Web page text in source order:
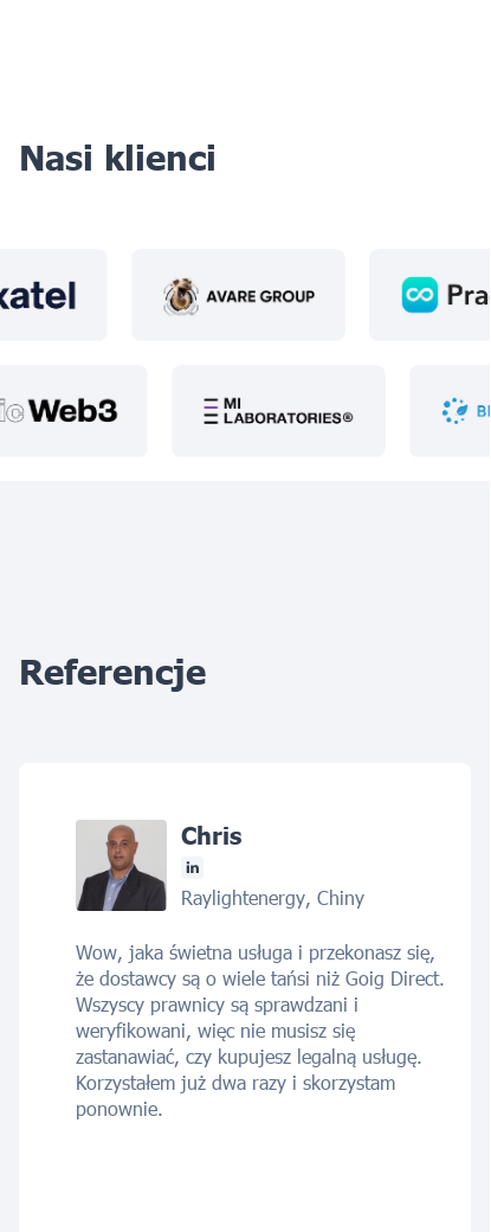
Nasi klienci
Referencje
Chris
Raylightenergy, Chiny
Wow, jaka świetna usługa i przekonasz się,
że dostawcy są o wiele tańsi niż Goig Direct.
Wszyscy prawnicy są sprawdzani i
weryfikowani, więc nie musisz się
zastanawiać, czy kupujesz legalną usługę.
Korzystałem już dwa razy i skorzystam
ponownie.